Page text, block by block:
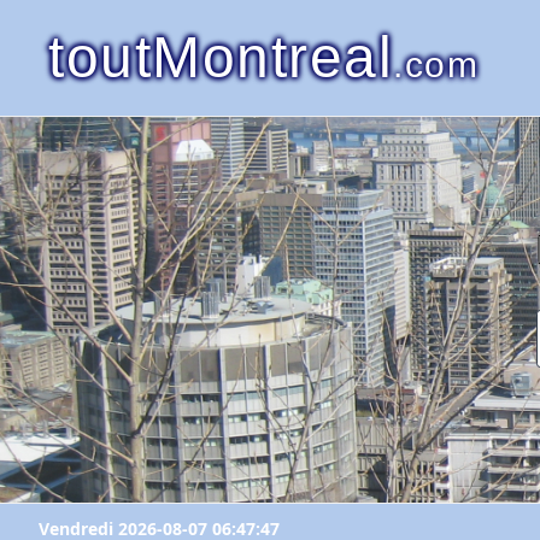
toutMontreal.com
Vendredi 2026-08-07 06:47:47